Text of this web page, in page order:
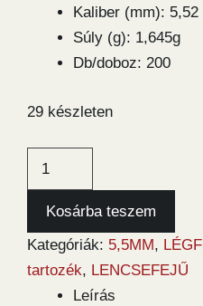
Kaliber (mm): 5,52
Súly (g): 1,645g
Db/doboz: 200
29 készleten
JSB
Jumbo
Monster
lövedék
Kosárba teszem
Kategóriák: 5,5MM,
tartozék, LENCSEFEJŰ
Leírás